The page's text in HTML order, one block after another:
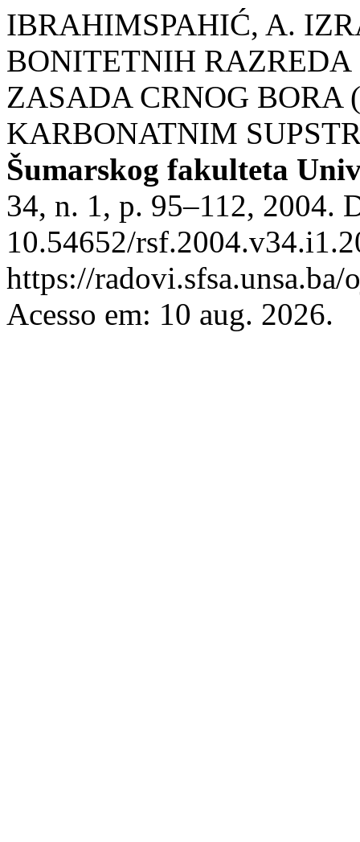
IBRAHIMSPAHIĆ, A.
BONITETNIH RAZREDA
ZASADA CRNOG BORA
KARBONATNIM
Šumarskog fakulteta
34, n. 1, p. 95–112, 2004.
10.54652/
https://
Acesso em: 10 aug. 2026.